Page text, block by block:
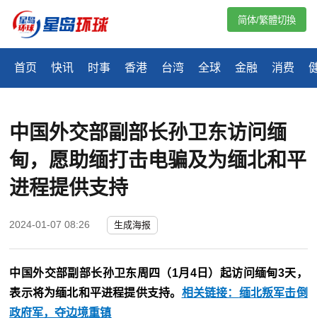
首页 快讯 时事 香港 台湾 全球 金融 消费
简体/繁體切換
中国外交部副部长孙卫东访问缅
甸，愿助缅打击电骗及为缅北和平
进程提供支持
2024-01-07 08:26 生成海报
中国外交部副部长孙卫东周四（1月4日）起访问缅甸3天，
表示将为缅北和平进程提供支持。 相关链接： 缅北叛军击倒
政府军，夺边境重镇